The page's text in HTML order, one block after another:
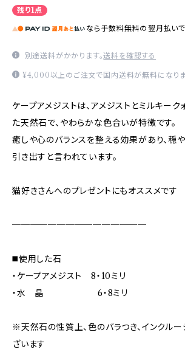
残り1点
なら 手数料無料の 翌月払い
別途送料がかかります。送料を確認する
¥4,000以上のご注文で国内送料が無料になりま
ケープアメジストは、アメジストとミルキー
た天然石で、やわらかな色合いが特徴です。
癒しや心のバランスを整える効果があり、穏
引き出すと言われています。
猫好きさんへのプレゼントにもオススメです
───────────────
◼️使用した石
・ケープアメジスト 8・10ミリ
・水 晶 6・8ミリ
※天然石の性質上、色のバラつき、インクルー
ざいます